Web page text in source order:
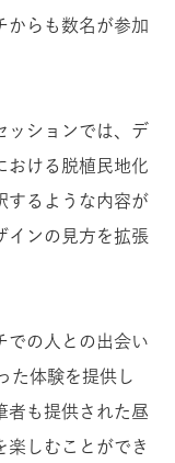
からも数名が参加
ッションでは、デ
おける脱植民地化
するような内容が
インの見方を拡張
での人との出会い
た体験を提供し
者も提供された昼
楽しむことができ